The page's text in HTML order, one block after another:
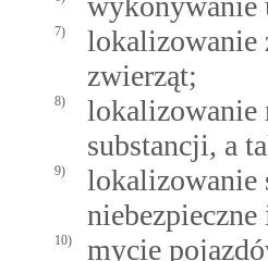
7)
lokalizowanie
zwierząt;
8)
lokalizowanie
substancji, a
9)
lokalizowanie
10) mycie